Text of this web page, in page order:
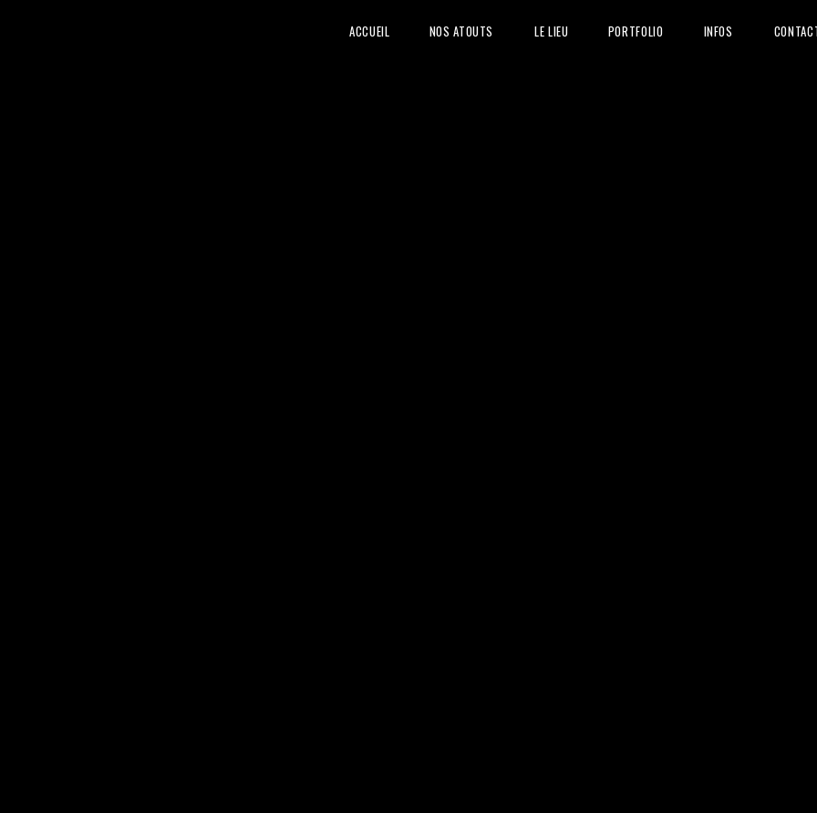
ACCUEIL NOS ATOUTS LE LIEU PORTFOLIO INFOS